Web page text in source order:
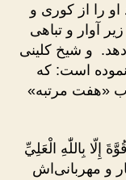
او را از کوری و
آوار و تباهی
و شیخ کلینی
نموده است: که
«هفت مرتبه»
إِلّا بِاللّٰهِ الْعَلِيِّ
و مهربانی‌اش